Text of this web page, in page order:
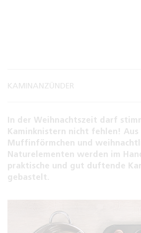
KAMINANZÜNDER
In der Weihnachtszeit darf
Kaminknistern nicht fehlen! Aus
Muffinförmchen und
Naturelementen werden im
praktische und gut duftende
gebastelt.